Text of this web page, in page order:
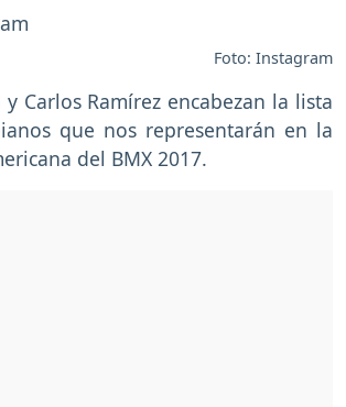
Foto: Instagram
Carlos Ramírez encabezan la lista
que nos representarán en la
del BMX 2017.